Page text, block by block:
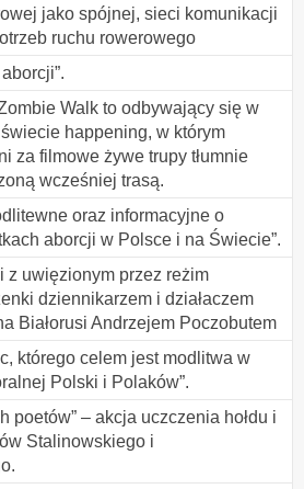
jako spójnej, sieci komunikacji
ruchu rowerowego
Walk to odbywający się w
happening, w którym
za filmowe żywe trupy tłumnie
wcześniej trasą.
oraz informacyjne o
aborcji w Polsce i na Świecie”.
z uwięzionym przez reżim
dziennikarzem i działaczem
Białorusi Andrzejem Poczobutem
którego celem jest modlitwa w
Polski i Polaków”.
poetów” – akcja uczczenia hołdu i
Stalinowskiego i